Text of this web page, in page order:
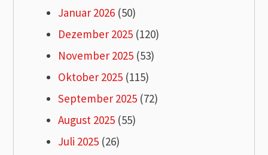
Januar 2026 (50)
Dezember 2025 (120)
November 2025 (53)
Oktober 2025 (115)
September 2025 (72)
August 2025 (55)
Juli 2025 (26)